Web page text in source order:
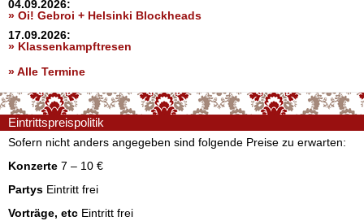
04.09.2026:
» Oi! Gebroi + Helsinki Blockheads
17.09.2026:
» Klassenkampftresen
» Alle Termine
Eintrittspreispolitik
Sofern nicht anders angegeben sind folgende Preise zu erwarten:
Konzerte 7 – 10 €
Partys Eintritt frei
Vorträge, etc Eintritt frei